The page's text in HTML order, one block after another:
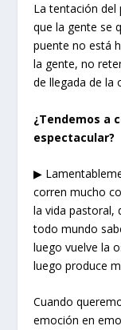
La tentación del
que la gente se
puente no está
la gente, no
de llegada de la
¿Tendemos a
espectacular?
▶
corren mucho
la vida pastoral,
todo mundo
luego vuelve la
luego produce
Cuando
emoción en